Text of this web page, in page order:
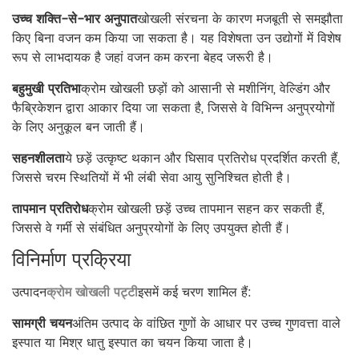
उच्च शक्ति-से-भार अनुपातखोखली संरचना के कारण मजबूती से समझौता
किए बिना वजन कम किया जा सकता है। यह विशेषता उन उद्योगों में विशेष
रूप से लाभदायक है जहां वजन कम करना बेहद जरूरी है।
बहुमुखी प्रतिभाक्रोम खोखली छड़ों को आसानी से मशीनिंग, वेल्डिंग और
फैब्रिकेशन द्वारा आकार दिया जा सकता है, जिससे वे विभिन्न अनुप्रयोगों
के लिए अनुकूल बन जाती हैं।
सहनशीलताये छड़ें उत्कृष्ट थकान और घिसाव प्रतिरोध प्रदर्शित करती हैं,
जिससे चरम स्थितियों में भी लंबी सेवा आयु सुनिश्चित होती है।
तापमान प्रतिरोधक्रोम खोखली छड़ें उच्च तापमान सहन कर सकती हैं,
जिससे वे गर्मी से संबंधित अनुप्रयोगों के लिए उपयुक्त होती हैं।
विनिर्माण प्रक्रिया
उत्पादनक्रोम खोखली पट्टीइसमें कई चरण शामिल हैं:
सामग्री चयनअंतिम उत्पाद के वांछित गुणों के आधार पर उच्च गुणवत्ता वाले
इस्पात या मिश्र धातु इस्पात का चयन किया जाता है।